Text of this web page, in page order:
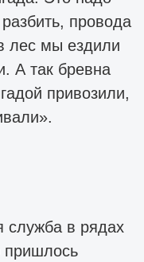
провода
лес мы ездили
А так бревна
привозили,
служба в рядах
пришлось